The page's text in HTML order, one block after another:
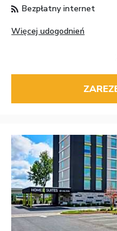
Bezpłatny internet
Więcej udogodnień